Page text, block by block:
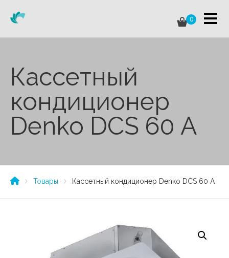
0
Кассетный
кондиционер
Denko DCS 60 A
Товары Кассетный кондиционер Denko DCS 60 A